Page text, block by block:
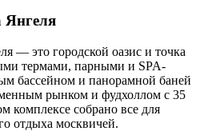
Янгеля
— это городской оазис и точка
термами, парными и SPA-
бассейном и панорамной баней
рынком и фудхоллом с 35
комплексе собрано все для
отдыха москвичей.